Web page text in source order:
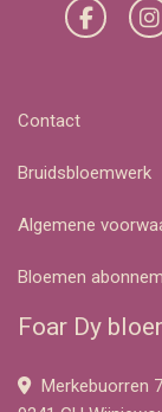
Contact
Bruidsbloemwerk
Algemene
Bloemen
Foar Dy
Merkebuorren